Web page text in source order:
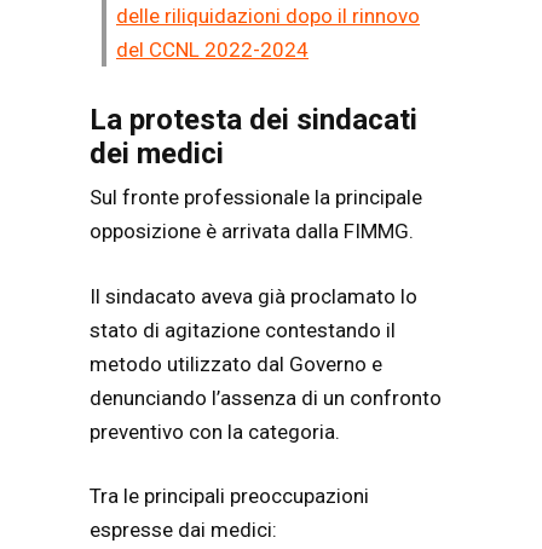
delle riliquidazioni dopo il rinnovo
del CCNL 2022-2024
La protesta dei sindacati
dei medici
Sul fronte professionale la principale
opposizione è arrivata dalla FIMMG.
Il sindacato aveva già proclamato lo
stato di agitazione contestando il
metodo utilizzato dal Governo e
denunciando l’assenza di un confronto
preventivo con la categoria.
Tra le principali preoccupazioni
espresse dai medici: